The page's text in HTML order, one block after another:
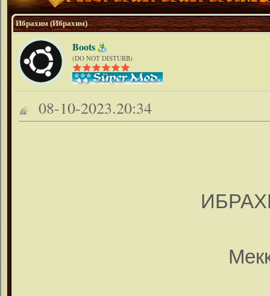
Ибрахим (Ибрахим)
Boots
(DO NOT DISTURB)
08-10-2023.20:34